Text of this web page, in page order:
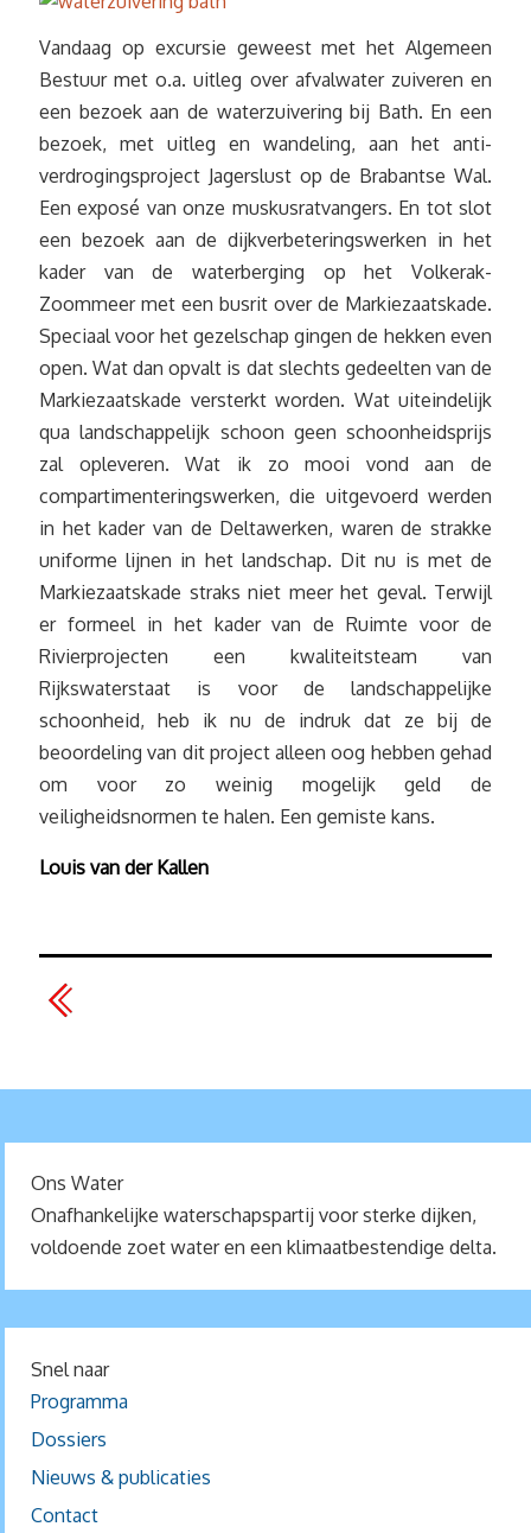
Vandaag op excursie geweest met het Algemeen
Bestuur met o.a. uitleg over afvalwater zuiveren en
een bezoek aan de waterzuivering bij Bath. En een
bezoek, met uitleg en wandeling, aan het anti-
verdrogingsproject Jagerslust op de Brabantse Wal.
Een exposé van onze muskusratvangers. En tot slot
een bezoek aan de dijkverbeteringswerken in het
kader van de waterberging op het Volkerak-
Zoommeer met een busrit over de Markiezaatskade.
Speciaal voor het gezelschap gingen de hekken even
open. Wat dan opvalt is dat slechts gedeelten van de
Markiezaatskade versterkt worden. Wat uiteindelijk
qua landschappelijk schoon geen schoonheidsprijs
zal opleveren. Wat ik zo mooi vond aan de
compartimenteringswerken, die uitgevoerd werden
in het kader van de Deltawerken, waren de strakke
uniforme lijnen in het landschap. Dit nu is met de
Markiezaatskade straks niet meer het geval. Terwijl
er formeel in het kader van de Ruimte voor de
Rivierprojecten een kwaliteitsteam van
Rijkswaterstaat is voor de landschappelijke
schoonheid, heb ik nu de indruk dat ze bij de
beoordeling van dit project alleen oog hebben gehad
om voor zo weinig mogelijk geld de
veiligheidsnormen te halen. Een gemiste kans.
Louis van der Kallen
Ons Water
Onafhankelijke waterschapspartij voor sterke dijken,
voldoende zoet water en een klimaatbestendige delta.
Snel naar
Programma
Dossiers
Nieuws & publicaties
Contact